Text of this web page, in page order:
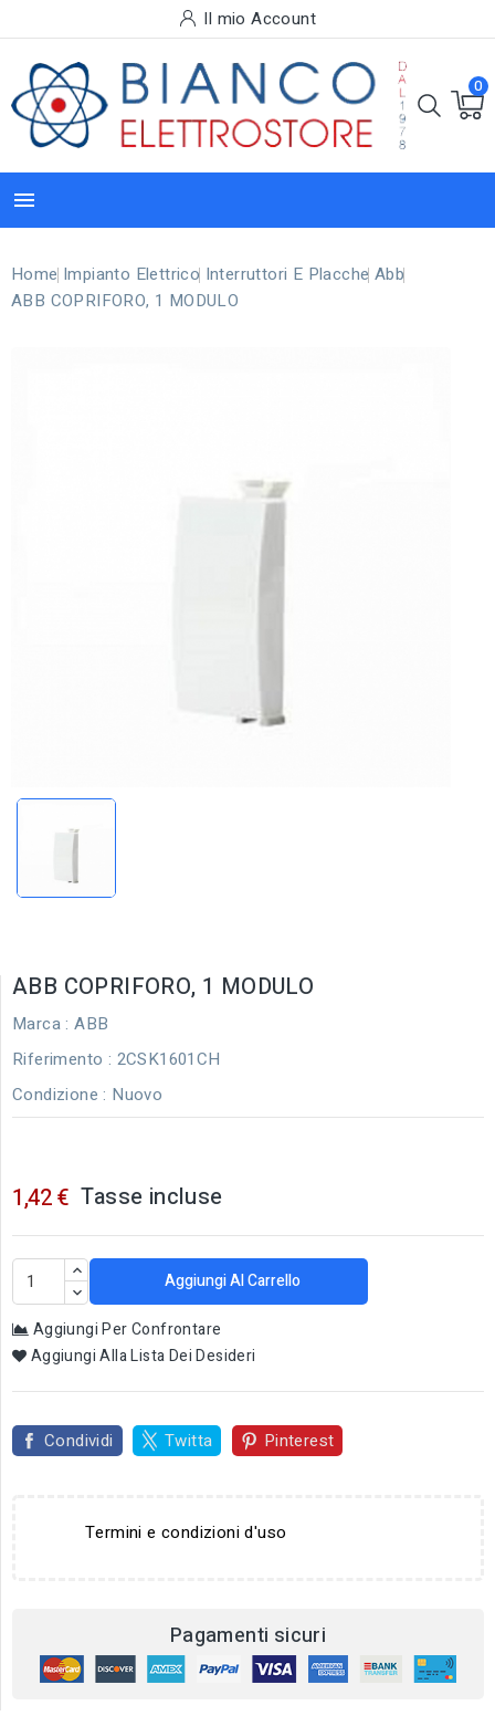
Il mio Account
0

Home Impianto Elettrico Interruttori E Placche Abb
ABB COPRIFORO, 1 MODULO
ABB COPRIFORO, 1 MODULO
Marca : ABB
Riferimento : 2CSK1601CH
Condizione : Nuovo
1,42 € Tasse incluse
Aggiungi Al Carrello
Aggiungi Per Confrontare
Aggiungi Alla Lista Dei Desideri
Condividi Twitta Pinterest
Termini e condizioni d'uso
Pagamenti sicuri